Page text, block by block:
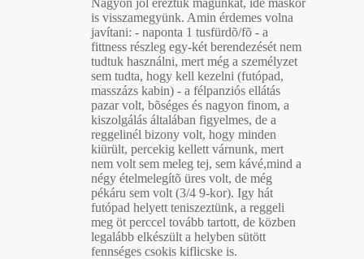
is visszamegyünk. Amin érdemes volna
javítani: - naponta 1 tusfürdõ/fõ - a
fittness részleg egy-két berendezését nem
tudtuk használni, mert még a személyzet
sem tudta, hogy kell kezelni (futópad,
masszázs kabin) - a félpanziós ellátás
pazar volt, bõséges és nagyon finom, a
kiszolgálás általában figyelmes, de a
reggelinél bizony volt, hogy minden
kiürült, percekig kellett várnunk, mert
nem volt sem meleg tej, sem kávé,mind a
négy ételmelegítõ üres volt, de még
pékáru sem volt (3/4 9-kor). Igy hát
futópad helyett teniszeztünk, a reggeli
meg öt perccel tovább tartott, de közben
legalább elkészült a helyben sütött
fennséges csokis kiflicske is.